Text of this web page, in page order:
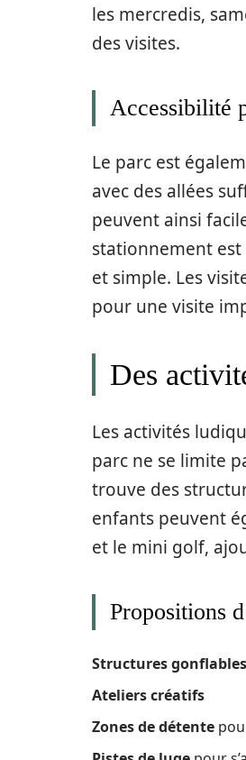
les mercredis,
des visites.
Accessibilité
Le parc est
avec des allées
peuvent ainsi
stationnement est
et simple. Les
pour une visite
Des
Les activités
parc ne se limite
trouve des
enfants peuvent
et le mini golf,
Propositions
Structures gonflables
Ateliers créatifs
Zones de détente